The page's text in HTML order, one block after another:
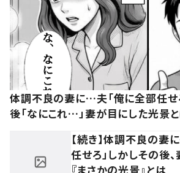
体調不良の妻に…夫「俺に全部任せ
後「なにこれ…」妻が目にした光景
【続き】体調不良の妻
任せろ」しかしその後
『まさかの光景』とは